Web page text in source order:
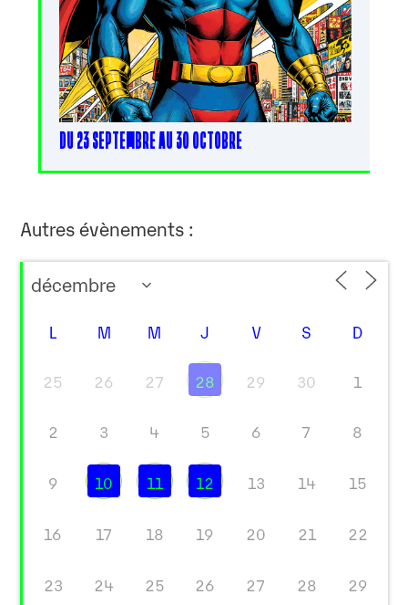
DU 23 SEPTEMBRE AU 30 OCTOBRE
Autres évènements :
L M M J V S D
25 26 27 28 29 30 1
2 3 4 5 6 7 8
9 10 11 12 13 14 15
16 17 18 19 20 21 22
23 24 25 26 27 28 29